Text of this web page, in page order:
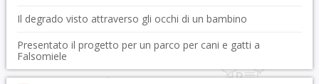
Il degrado visto attraverso gli occhi di un bambino
Presentato il progetto per un parco per cani e gatti a
Falsomiele